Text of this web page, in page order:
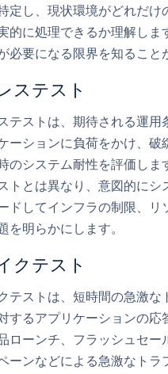
定し、現状環境がどれだけ
的に処理できるか理解しま
必要になる限界を知ること
ステスト
テストは、期待される運用
ーションに負荷をかけ、破
のシステム耐性を評価しま
トとは異なり、意図的にシ
ドしてインフラの制限、リ
を明らかにします。
クテスト
テストは、短時間の急激な
するアプリケーションの応
ローンチ、フラッシュセー
ーンなどによる急激なトラ